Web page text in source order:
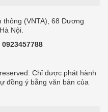
thông (VNTA), 68 Dương
Nội.
0923457788
Chỉ được phát hành
đồng ý bằng văn bản của